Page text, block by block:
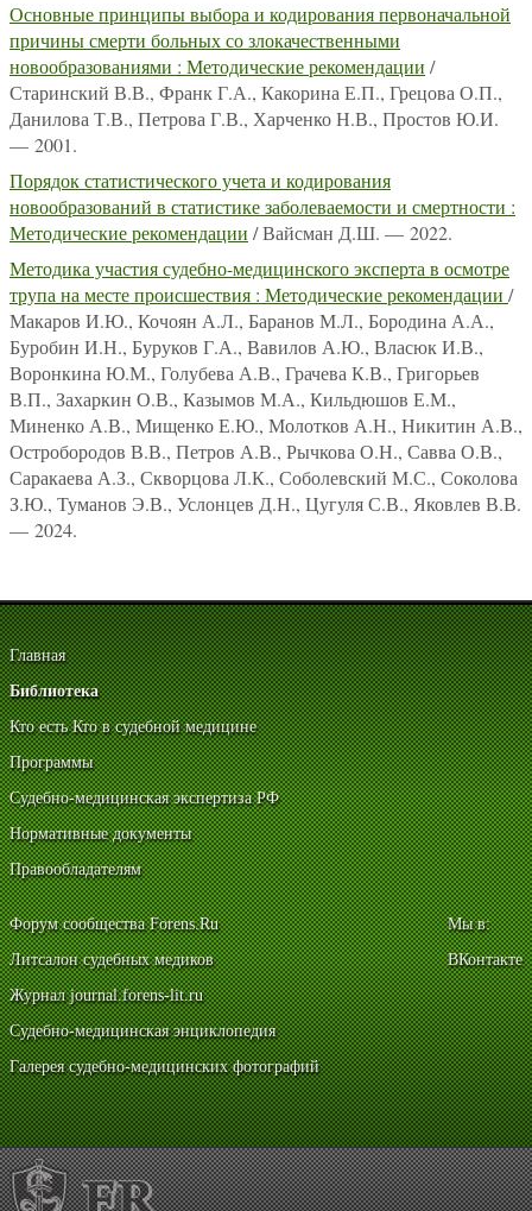
Основные принципы выбора и кодирования первоначальной
причины смерти больных со злокачественными
новообразованиями : Методические рекомендации /
Старинский В.В., Франк Г.А., Какорина Е.П., Грецова О.П.,
Данилова Т.В., Петрова Г.В., Харченко Н.В., Простов Ю.И.
— 2001.
Порядок статистического учета и кодирования
новообразований в статистике заболеваемости и смертности :
Методические рекомендации / Вайсман Д.Ш. — 2022.
Методика участия судебно-медицинского эксперта в осмотре
трупа на месте происшествия : Методические рекомендации /
Макаров И.Ю., Кочоян А.Л., Баранов М.Л., Бородина А.А.,
Буробин И.Н., Буруков Г.А., Вавилов А.Ю., Власюк И.В.,
Воронкина Ю.М., Голубева А.В., Грачева К.В., Григорьев
В.П., Захаркин О.В., Казымов М.А., Кильдюшов Е.М.,
Миненко А.В., Мищенко Е.Ю., Молотков А.Н., Никитин А.В.,
Остробородов В.В., Петров А.В., Рычкова О.Н., Савва О.В.,
Саракаева А.З., Скворцова Л.К., Соболевский М.С., Соколова
З.Ю., Туманов Э.В., Услонцев Д.Н., Цугуля С.В., Яковлев В.В.
— 2024.
Главная
Библиотека
Кто есть Кто в судебной медицине
Программы
Судебно-медицинская экспертиза РФ
Нормативные документы
Правообладателям
Форум сообщества Forens.Ru
Литсалон судебных медиков
Журнал journal.forens-lit.ru
Судебно-медицинская энциклопедия
Галерея судебно-медицинских фотографий
Мы в:
ВКонтакте